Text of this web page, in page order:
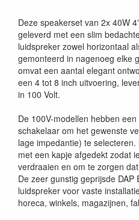
Deze speakerset van 2x 40W
geleverd met een slim
luidspreker zowel horizontaal
gemonteerd in nagenoeg elke
omvat een aantal elegant
een 4 tot 8 inch uitvoering,
in 100 Volt.
De 100V-modellen hebben
schakelaar om het gewenste
lage impedantie) te
met een kapje afgedekt zodat
verdraaien en om te zorgen
De zeer gunstig geprijsde DAP
luidspreker voor vaste
horeca, winkels, magazijnen,